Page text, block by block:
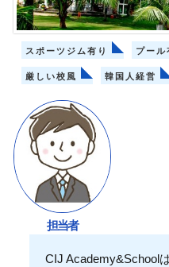
スポーツジム有り プール
厳しい校風 韓国人経営
担当者
CIJ Academy&School